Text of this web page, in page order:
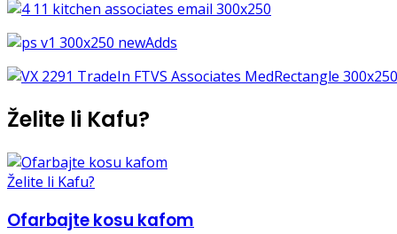
Želite li Kafu?
Želite li Kafu?
Ofarbajte kosu kafom